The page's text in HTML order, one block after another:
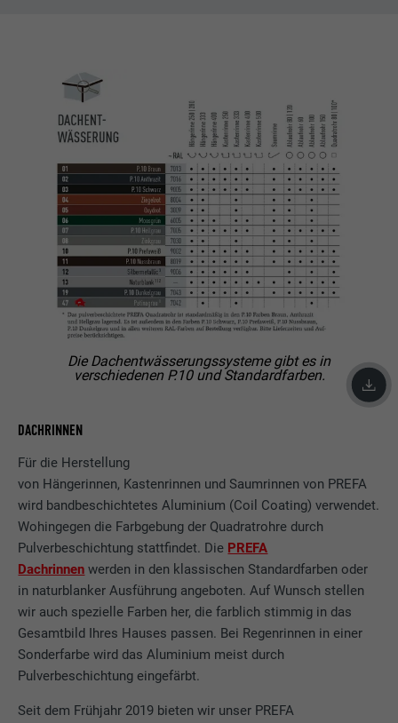
DACHRINNEN
Für die Herstellung
von Hängerinnen, Kastenrinnen und Saumrinnen von PREFA
wird bandbeschichtetes Aluminium (Coil Coating) verwendet.
Wohingegen die Farbgebung der Quadratrohre durch
Pulverbeschichtung stattfindet. Die PREFA
Dachrinnen werden in den klassischen Standardfarben oder
in naturblanker Ausführung angeboten. Auf Wunsch stellen
wir auch spezielle Farben her, die farblich stimmig in das
Gesamtbild Ihres Hauses passen. Bei Regenrinnen in einer
Sonderfarbe wird das Aluminium meist durch
Pulverbeschichtung eingefärbt.
Seit dem Frühjahr 2019 bieten wir unser PREFA
Die Dachentwässerungssysteme gibt es in
verschiedenen P.10 und Standardfarben.